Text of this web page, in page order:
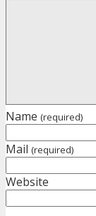
Name (required)
Mail (required)
Website